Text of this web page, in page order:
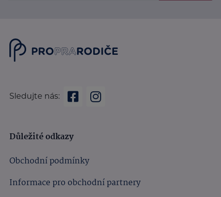
Sledujte nás:
Důležité odkazy
Obchodní podmínky
Informace pro obchodní partnery